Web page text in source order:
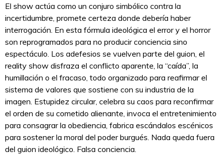
El show actúa como un conjuro simbólico contra la
incertidumbre, promete certeza donde debería haber
interrogación. En esta fórmula ideológica el error y el horror
son reprogramados para no producir conciencia sino
espectáculo. Los adefesios se vuelven parte del guion, el
reality show disfraza el conflicto aparente, la “caída”, la
humillación o el fracaso, todo organizado para reafirmar el
sistema de valores que sostiene con su industria de la
imagen. Estupidez circular, celebra su caos para reconfirmar
el orden de su cometido alienante, invoca el entretenimiento
para consagrar la obediencia, fabrica escándalos escénicos
para sostener la moral del poder burgués. Nada queda fuera
del guion ideológico. Falsa conciencia.